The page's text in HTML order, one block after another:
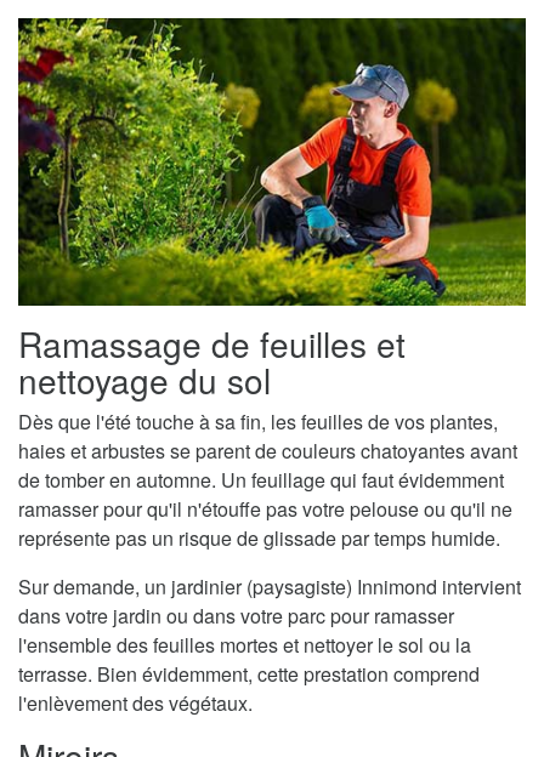
Ramassage de feuilles et
nettoyage du sol
Dès que l'été touche à sa fin, les feuilles de vos plantes,
haies et arbustes se parent de couleurs chatoyantes avant
de tomber en automne. Un feuillage qui faut évidemment
ramasser pour qu'il n'étouffe pas votre pelouse ou qu'il ne
représente pas un risque de glissade par temps humide.
Sur demande, un jardinier (paysagiste) Innimond intervient
dans votre jardin ou dans votre parc pour ramasser
l'ensemble des feuilles mortes et nettoyer le sol ou la
terrasse. Bien évidemment, cette prestation comprend
l'enlèvement des végétaux.